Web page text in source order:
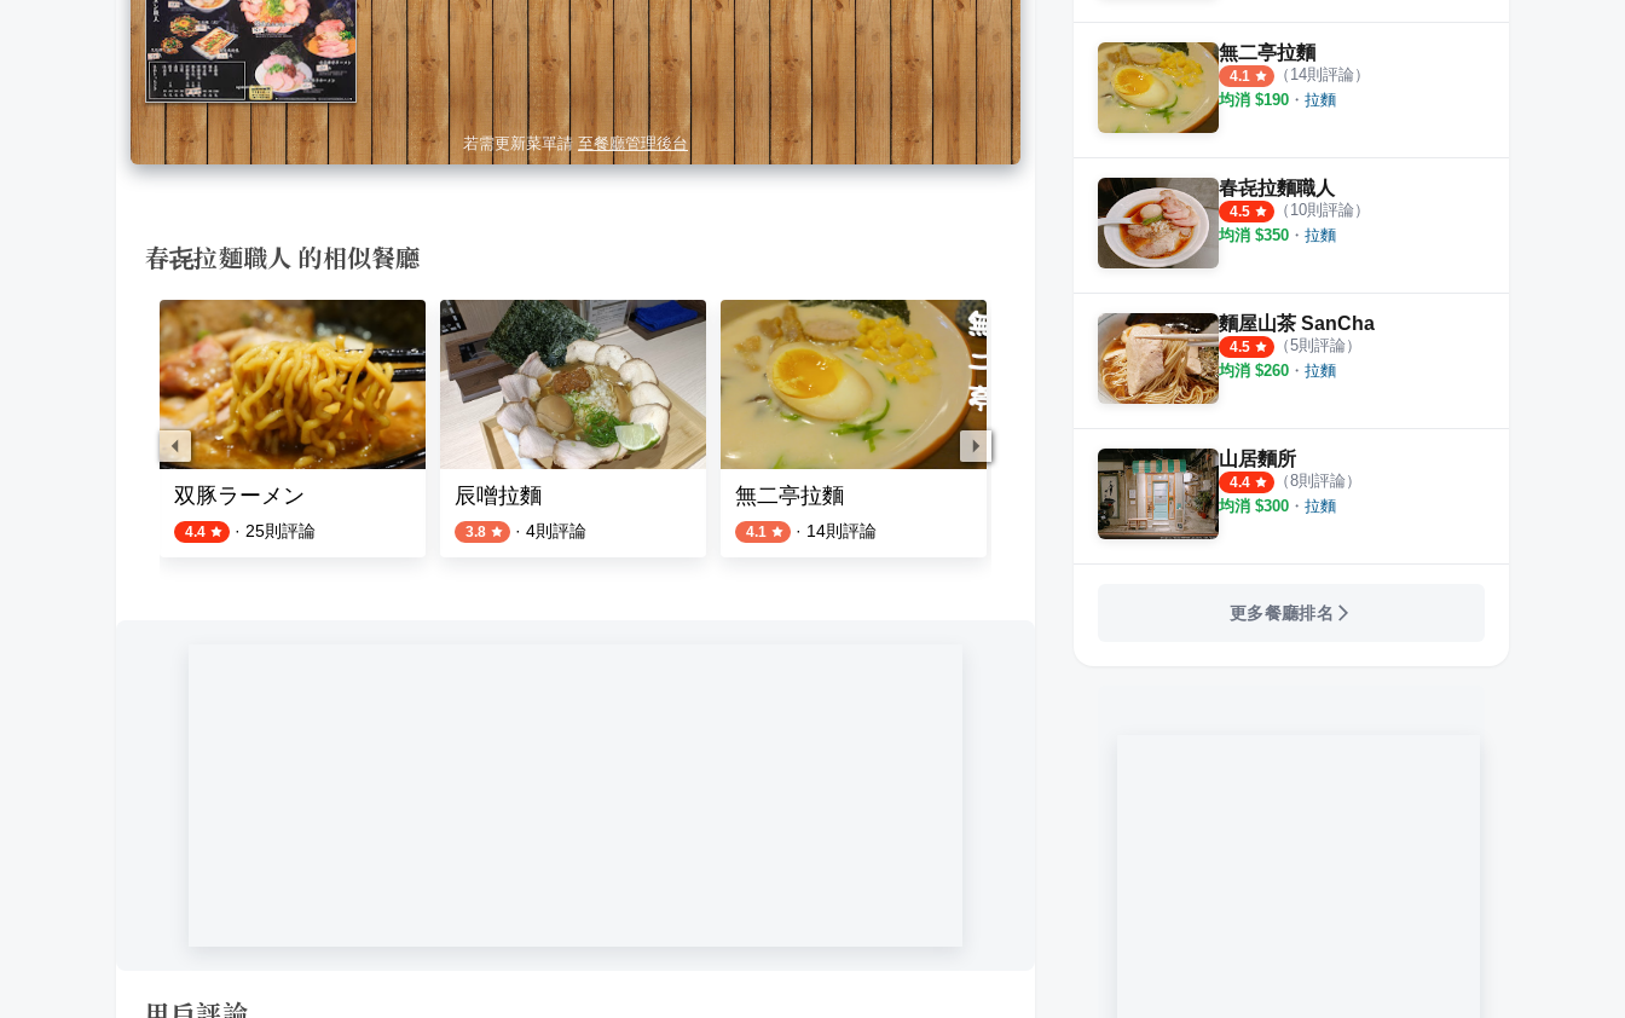
若需更新菜單請 至餐廳管理後台
春㐂拉麵職人 的相似餐廳
双豚ラーメン
4.4 · 25則評論
辰噌拉麵
3.8 · 4則評論
無二亭拉麵
4.1 · 14則評論
麵や壹ラーメン專門店
則評論
初原麵場 林口老街店
無二亭拉麵
4.1 （ 14則評論）
均消 $190 ・ 拉麵
春㐂拉麵職人
4.5 （ 10則評論）
均消 $350 ・ 拉麵
麵屋山茶 SanCha
4.5 （5則評論）
均消 $260 ・ 拉麵
山居麵所
4.4 （8則評論）
均消 $300 ・ 拉麵
更多餐廳排名